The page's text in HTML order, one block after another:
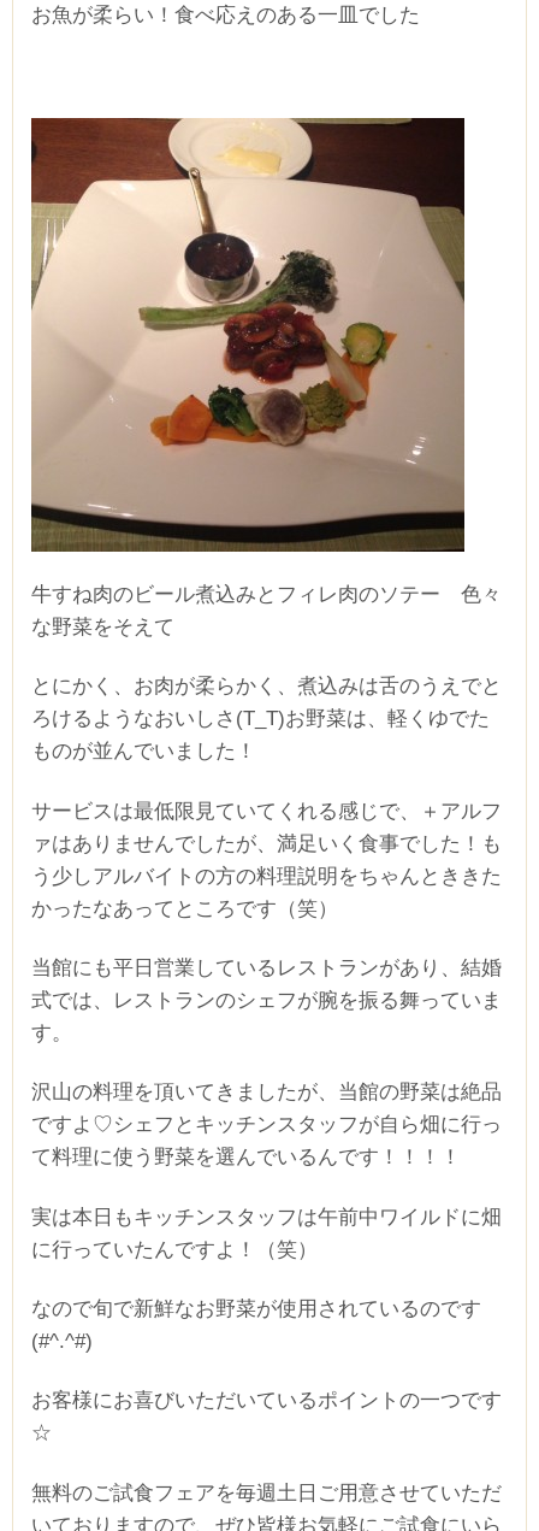
お魚が柔らい！食べ応えのある一皿でした
牛すね肉のビール煮込みとフィレ肉のソテー 色々
な野菜をそえて
とにかく、お肉が柔らかく、煮込みは舌のうえでと
ろけるようなおいしさ(T_T)お野菜は、軽くゆでた
ものが並んでいました！
サービスは最低限見ていてくれる感じで、＋アルフ
ァはありませんでしたが、満足いく食事でした！も
う少しアルバイトの方の料理説明をちゃんとききた
かったなあってところです（笑）
当館にも平日営業しているレストランがあり、結婚
式では、レストランのシェフが腕を振る舞っていま
す。
沢山の料理を頂いてきましたが、当館の野菜は絶品
ですよ♡シェフとキッチンスタッフが自ら畑に行っ
て料理に使う野菜を選んでいるんです！！！！
実は本日もキッチンスタッフは午前中ワイルドに畑
に行っていたんですよ！（笑）
なので旬で新鮮なお野菜が使用されているのです
(#^.^#)
お客様にお喜びいただいているポイントの一つです
☆
無料のご試食フェアを毎週土日ご用意させていただ
いておりますので、ぜひ皆様お気軽にご試食にいら